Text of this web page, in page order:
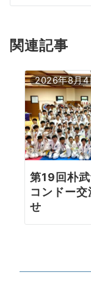
ョ
ン
関連記事
2026年8月4
第19回朴
コンドー
せ